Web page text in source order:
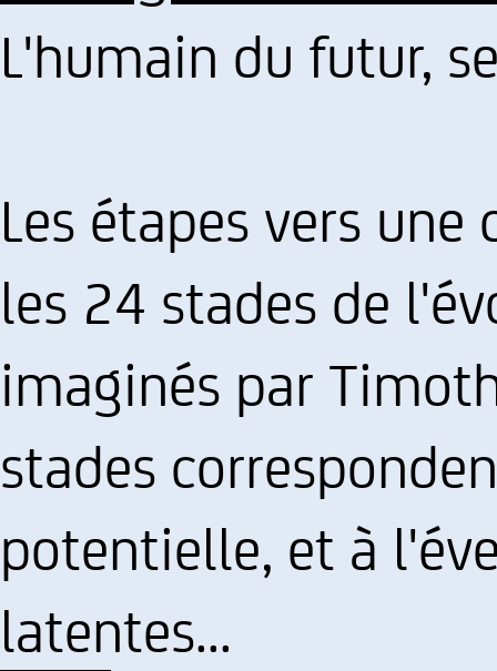
L'humain du futur,
Les étapes vers
les 24 stades de
imaginés par
stades
potentielle, et à
latentes...